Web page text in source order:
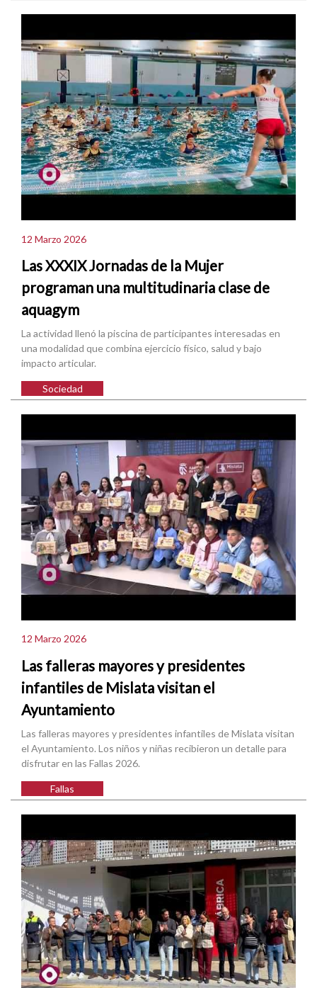
12 Marzo 2026
Las XXXIX Jornadas de la Mujer
programan una multitudinaria clase de
aquagym
La actividad llenó la piscina de participantes interesadas en
una modalidad que combina ejercicio físico, salud y bajo
impacto articular.
Sociedad
12 Marzo 2026
Las falleras mayores y presidentes
infantiles de Mislata visitan el
Ayuntamiento
Las falleras mayores y presidentes infantiles de Mislata visitan
el Ayuntamiento. Los niños y niñas recibieron un detalle para
disfrutar en las Fallas 2026.
Fallas